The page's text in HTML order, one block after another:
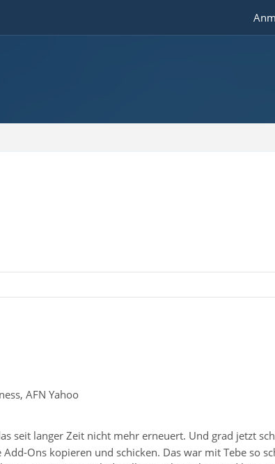
AFN Yahoo
seit langer Zeit nicht mehr erneuert. Und grad jetzt
Ons kopieren und schicken. Das war mit Tebe so